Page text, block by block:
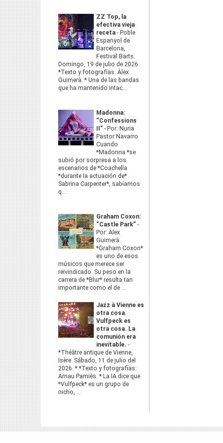
ZZ Top, la
efectiva vieja
receta - Poble
Espanyol de
Barcelona,
Festival Barts.
Domingo, 19 de julio de 2026.
*Texto y fotografías: Àlex
Guimerà. * Una de las bandas
que ha mantenido intac...
Madonna:
“Confessions
II” - Por: Nuria
Pastor Navarro
Cuando
*Madonna *se
subió por sorpresa a los
escenarios de *Coachella
*durante la actuación de*
Sabrina Carpenter*, sabíamos
q...
Graham Coxon:
“Castle Park” -
Por: Àlex
Guimerà.
*Graham Coxon*
es uno de esos
músicos que merece ser
reivindicado. Su peso en la
carrera de *Blur* resulta tan
importante como el de ...
Jazz à Vienne es
otra cosa.
Vulfpeck es
otra cosa. La
comunión era
inevitable. -
*Théâtre antique de Vienne,
Isère. Sábado, 11 de julio del
2026. * *Texto y fotografías:
Arnau Pamiès. * La IA dice que
*Vulfpeck* es un grupo de
nicho, ...